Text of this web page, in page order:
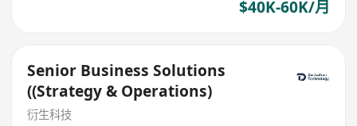
$40K-60K/月
Senior Business Solutions
((Strategy & Operations)
衍生科技